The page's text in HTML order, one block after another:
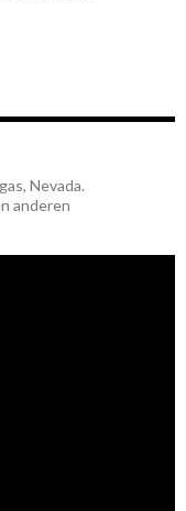
Nevada.
anderen